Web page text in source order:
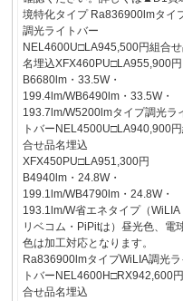
境特化タイプ Ra836900lmタイ
調光ライトバー
NEL4600U□LA945,500円組合せ
名埋込XFX460PU□LA955,900円
B6680lm・33.5W・
199.4lm/WB6490lm・33.5W・
193.7lm/W5200lmタイプ調光ラ
トバーNEL4500U□LA940,900円
合せ品名埋込
XFX450PU□LA951,300円
B4940lm・24.8W・
199.1lm/WB4790lm・24.8W・
193.1lm/W省エネタイプ（WiLIA
リベコム・PiPitは）昼光色、電
色は加工対応となります。
Ra836900lmタイプWiLIA調光ラ
トバーNEL4600H□RX942,600
合せ品名埋込